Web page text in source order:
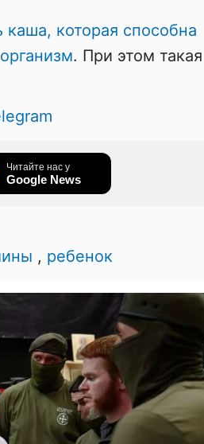
каша, которая способна
. При этом такая
Читайте нас у
Google News
, ребенок